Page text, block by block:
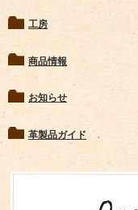
工房
商品情報
お知らせ
革製品ガイド